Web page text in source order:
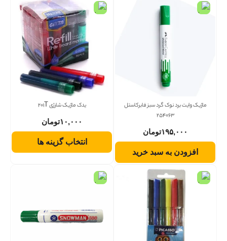
ماژیک وایت برد نوک گرد سبز فابرکاستل
254063
۱۹۵,۰۰۰تومان
افزودن به سبد خرید
یدک ماژیک شارژی 201T
۱۰,۰۰۰تومان
انتخاب گزینه ها